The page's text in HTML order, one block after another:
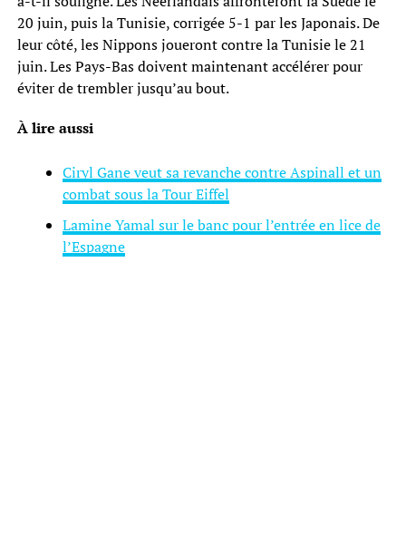
20 juin, puis la Tunisie, corrigée 5-1 par les Japonais. De
leur côté, les Nippons joueront contre la Tunisie le 21
juin. Les Pays-Bas doivent maintenant accélérer pour
éviter de trembler jusqu’au bout.
À lire aussi
Ciryl Gane veut sa revanche contre Aspinall et un
combat sous la Tour Eiffel
Lamine Yamal sur le banc pour l’entrée en lice de
l’Espagne